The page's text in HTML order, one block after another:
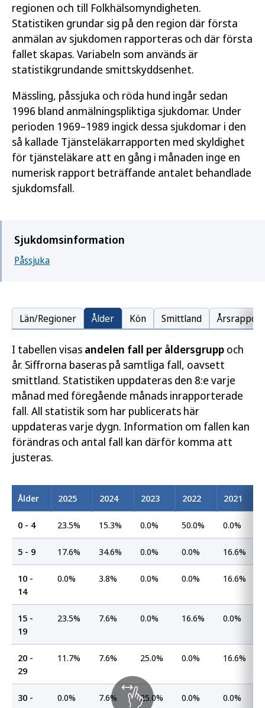
regionen och till Folkhälsomyndigheten.
Statistiken grundar sig på den region där första
anmälan av sjukdomen rapporteras och där första
fallet skapas. Variabeln som används är
statistikgrundande smittskyddsenhet.
Mässling, påssjuka och röda hund ingår sedan
1996 bland anmälningspliktiga sjukdomar. Under
perioden 1969–1989 ingick dessa sjukdomar i den
så kallade Tjänsteläkarrapporten med skyldighet
för tjänsteläkare att en gång i månaden inge en
numerisk rapport beträffande antalet behandlade
sjukdomsfall.
Sjukdomsinformation
Påssjuka
Län/Regioner Ålder Kön Smittland Årsrapport
I tabellen visas andelen fall per åldersgrupp och
år. Siffrorna baseras på samtliga fall, oavsett
smittland. Statistiken uppdateras den 8:e varje
månad med föregående månads inrapporterade
fall. All statistik som har publicerats här
uppdateras varje dygn. Information om fallen kan
förändras och antal fall kan därför komma att
justeras.
Ålder 2025 2024 2023 2022 2021
0 - 4 23.5% 15.3% 0.0% 50.0% 0.0%
5 - 9 17.6% 34.6% 0.0% 0.0% 16.6%
10 -
14
0.0% 3.8% 0.0% 0.0% 16.6%
15 -
19
23.5% 7.6% 0.0% 16.6% 0.0%
20 -
29
11.7% 7.6% 25.0% 0.0% 16.6%
30 -
0.0% 7.6% 25.0% 0.0% 0.0%